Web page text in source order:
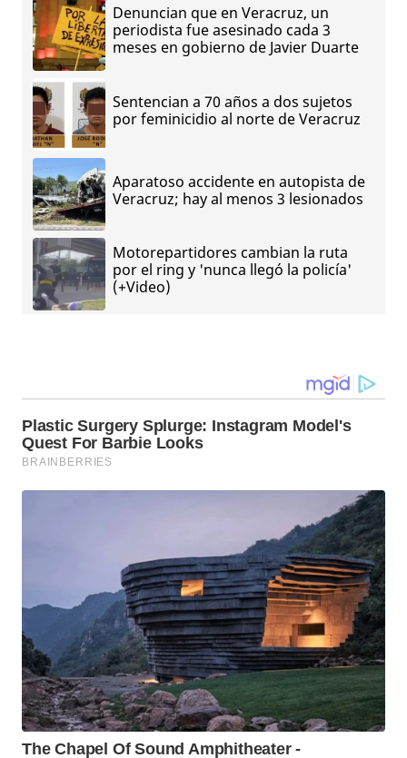
Denuncian que en Veracruz, un
periodista fue asesinado cada 3
meses en gobierno de Javier Duarte
Sentencian a 70 años a dos sujetos
por feminicidio al norte de Veracruz
Aparatoso accidente en autopista de
Veracruz; hay al menos 3 lesionados
Motorepartidores cambian la ruta
por el ring y 'nunca llegó la policía'
(+Video)